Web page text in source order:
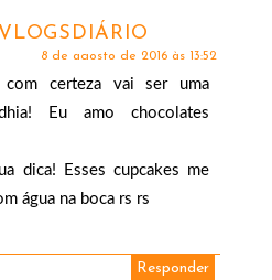
8 de agosto de 2016 às 13:52
com certeza vai ser uma
Eu amo chocolates
dica! Esses cupcakes me
água na boca rs rs
Responder